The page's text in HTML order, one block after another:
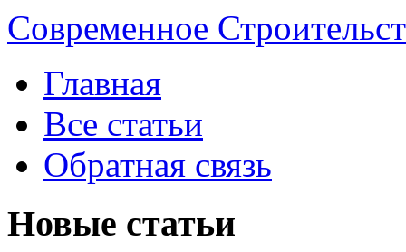
Современное
Главная
Все статьи
Обратная связь
Новые статьи